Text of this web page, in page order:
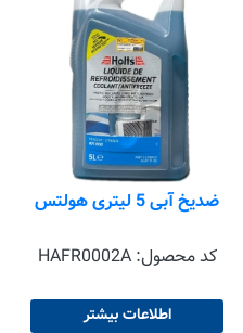
ضدیخ آبی 5 لیتری هولتس
کد محصول:HAFR0002A
اطلاعات بیشتر